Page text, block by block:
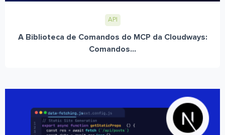
API
A Biblioteca de Comandos do MCP da Cloudways:
Comandos...